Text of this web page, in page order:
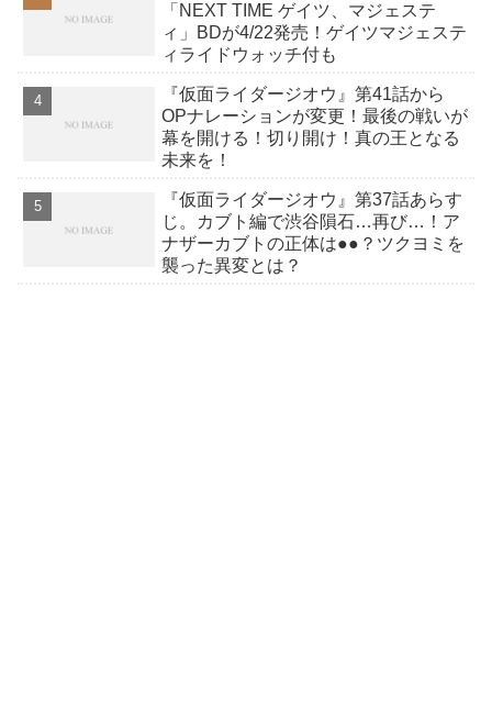
「NEXT TIME ゲイツ、マジェステ
ィ」BDが4/22発売！ゲイツマジェステ
ィライドウォッチ付も
『仮面ライダージオウ』第41話から
OPナレーションが変更！最後の戦いが
幕を開ける！切り開け！真の王となる
未来を！
『仮面ライダージオウ』第37話あらす
じ。カブト編で渋谷隕石…再び…！ア
ナザーカブトの正体は●●？ツクヨミを
襲った異変とは？